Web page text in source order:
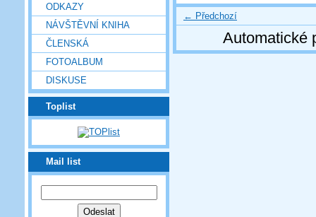
ODKAZY
NÁVŠTĚVNÍ KNIHA
ČLENSKÁ
FOTOALBUM
DISKUSE
Toplist
Mail list
← Předchozí
Automatické